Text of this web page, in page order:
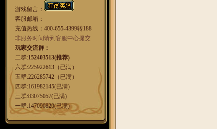
游戏留言：
客服邮箱：
充值热线：400-655-4399转188
非服务时间请到客服中心提交
玩家交流群：
二群:152403513(推荐)
六群:225922613（已满）
五群:226285742（已满）
四群:161982145(已满)
三群:83075057(已满)
一群:147090820(已满)